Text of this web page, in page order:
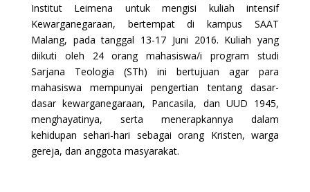
Institut Leimena untuk mengisi kuliah intensif
Kewarganegaraan, bertempat di kampus SAAT
Malang, pada tanggal 13-17 Juni 2016. Kuliah yang
diikuti oleh 24 orang mahasiswa/i program studi
Sarjana Teologia (STh) ini bertujuan agar para
mahasiswa mempunyai pengertian tentang dasar-
dasar kewarganegaraan, Pancasila, dan UUD 1945,
menghayatinya, serta menerapkannya dalam
kehidupan sehari-hari sebagai orang Kristen, warga
gereja, dan anggota masyarakat.